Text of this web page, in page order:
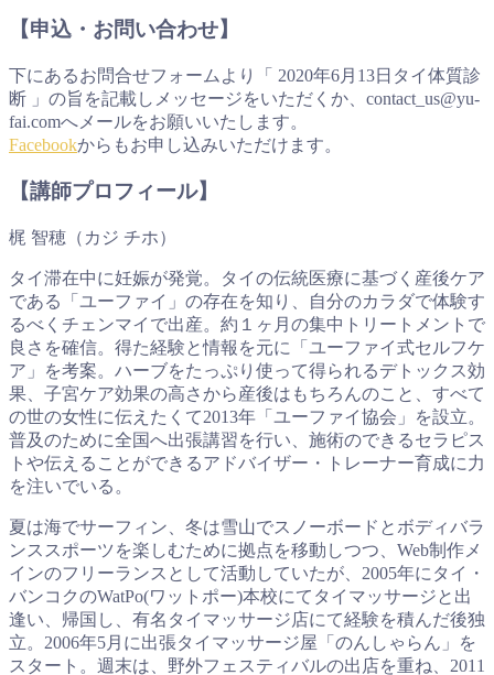
【申込・お問い合わせ】
下にあるお問合せフォームより「 2020年6月13日タイ体質診
断 」の旨を記載しメッセージをいただくか、contact_us@yu-
fai.comへメールをお願いいたします。
Facebookからもお申し込みいただけます。
【講師プロフィール】
梶 智穂（カジ チホ）
タイ滞在中に妊娠が発覚。タイの伝統医療に基づく産後ケア
である「ユーファイ」の存在を知り、自分のカラダで体験す
るべくチェンマイで出産。約１ヶ月の集中トリートメントで
良さを確信。得た経験と情報を元に「ユーファイ式セルフケ
ア」を考案。ハーブをたっぷり使って得られるデトックス効
果、子宮ケア効果の高さから産後はもちろんのこと、すべて
の世の女性に伝えたくて2013年「ユーファイ協会」を設立。
普及のために全国へ出張講習を行い、施術のできるセラピス
トや伝えることができるアドバイザー・トレーナー育成に力
を注いでいる。
夏は海でサーフィン、冬は雪山でスノーボードとボディバラ
ンススポーツを楽しむために拠点を移動しつつ、Web制作メ
インのフリーランスとして活動していたが、2005年にタイ・
バンコクのWatPo(ワットポー)本校にてタイマッサージと出
逢い、帰国し、有名タイマッサージ店にて経験を積んだ後独
立。2006年5月に出張タイマッサージ屋「のんしゃらん」を
スタート。週末は、野外フェスティバルの出店を重ね、2011